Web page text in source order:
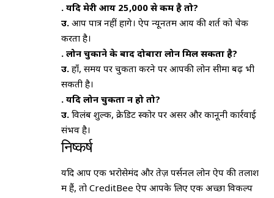
प्र. यदि मेरी आय ₹25,000 से कम है तो?
उ. आप पात्र नहीं होंगे। ऐप न्यूनतम आय की शर्त को चेक
करता है।
प्र. लोन चुकाने के बाद दोबारा लोन मिल सकता है?
उ. हाँ, समय पर चुकता करने पर आपकी लोन सीमा बढ़ भी
सकती है।
प्र. यदि लोन चुकता न हो तो?
उ. विलंब शुल्क, क्रेडिट स्कोर पर असर और कानूनी कार्रवाई
संभव है।
निष्कर्ष
यदि आप एक भरोसेमंद और तेज़ पर्सनल लोन ऐप की तलाश
में हैं, तो CreditBee ऐप आपके लिए एक अच्छा विकल्प